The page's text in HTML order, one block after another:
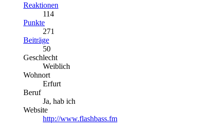
Reaktionen
114
Punkte
271
Beiträge
50
Geschlecht
Weiblich
Wohnort
Erfurt
Beruf
Ja, hab ich
Website
http://www.flashbass.fm